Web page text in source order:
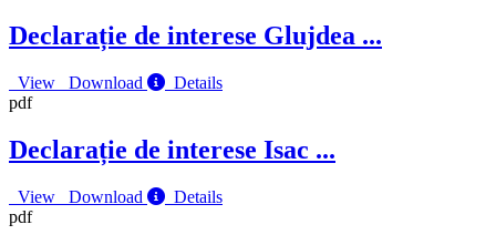
Declarație de interese Glujdea ...
View Download
Details
pdf
Declarație de interese Isac ...
View Download
Details
pdf